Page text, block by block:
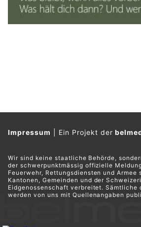
Impressum Ein Projekt der
Wir sind keine staatliche Behörde,
der schwerpunktmässig offizielle
Feuerwehr, Rettungsdiensten und Armee
Kantonen, Gemeinden und der
Eidgenossenschaft verbreitet. Sämtliche
werden von uns mit Quellenangaben